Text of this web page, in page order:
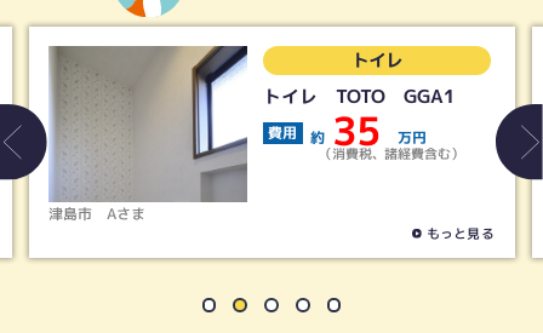
トイレ
イレ TOTO GGA1
用 約 35 万円
（消費税、諸経費含む）
トイ
費用